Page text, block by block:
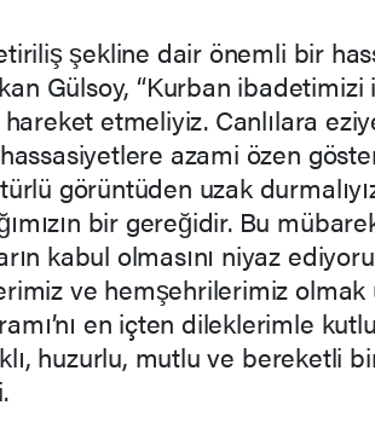
şekline dair önemli bir
Gülsoy, “Kurban
etmeliyiz. Canlılara
azami özen
görüntüden uzak
bir gereğidir. Bu
kabul olmasını niyaz
ve hemşehrilerimiz olmak
en içten dileklerimle
huzurlu, mutlu ve bereketli